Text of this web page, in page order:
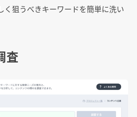
く狙うべきキーワードを簡単に洗い
査